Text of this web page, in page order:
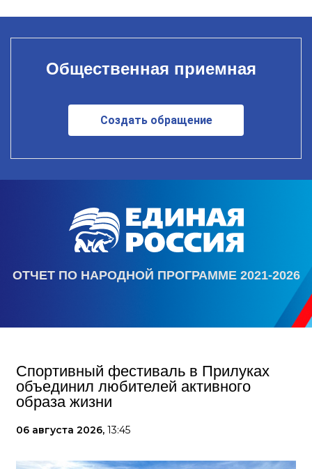
Общественная приемная
Создать обращение
ОТЧЕТ ПО НАРОДНОЙ ПРОГРАММЕ 2021-2026
Спортивный фестиваль в Прилуках
объединил любителей активного
образа жизни
06 августа 2026, 13:45